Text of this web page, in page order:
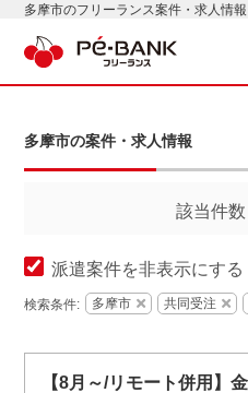
多摩市のフリーランス案件・求人情報
多摩市の案件・求人情報
該当件数
派遣案件を非表示にする
検索条件: 多摩市 共同受注
【8月～/リモート併用】